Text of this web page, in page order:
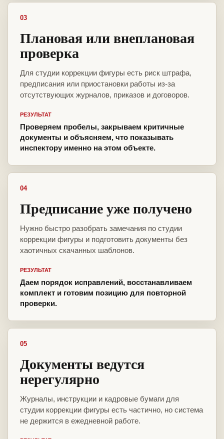
03
Плановая или внеплановая
проверка
Для студии коррекции фигуры есть риск штрафа,
предписания или приостановки работы из-за
отсутствующих журналов, приказов и договоров.
РЕЗУЛЬТАТ
Проверяем пробелы, закрываем критичные
документы и объясняем, что показывать
инспектору именно на этом объекте.
04
Предписание уже получено
Нужно быстро разобрать замечания по студии
коррекции фигуры и подготовить документы без
хаотичных скачанных шаблонов.
РЕЗУЛЬТАТ
Даем порядок исправлений, восстанавливаем
комплект и готовим позицию для повторной
проверки.
05
Документы ведутся
нерегулярно
Журналы, инструкции и кадровые бумаги для
студии коррекции фигуры есть частично, но система
не держится в ежедневной работе.